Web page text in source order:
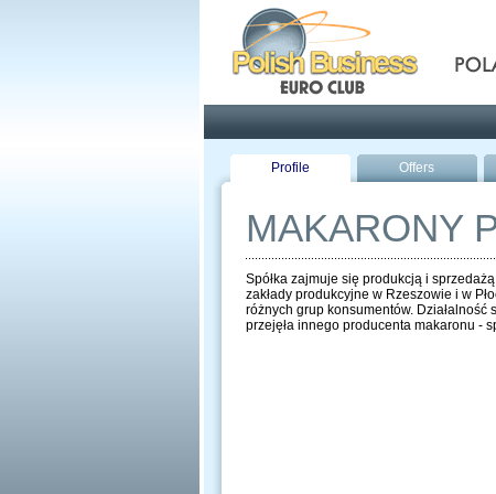
Profile Offers
MAKARONY
Spółka zajmuje się produkcją i
zakłady produkcyjne w Rzeszowie i w
różnych grup konsumentów. Działalność
przejęła innego producenta makaronu -